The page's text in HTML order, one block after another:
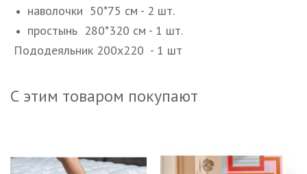
наволочки 50*75 см - 2 шт.
простынь 280*320 см - 1 шт.
Пододеяльник 200х220 - 1 шт
С этим товаром покупают